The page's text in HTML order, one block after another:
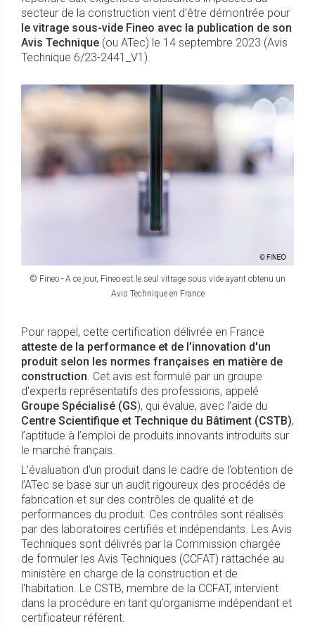
secteur de la construction vient d’être démontrée pour
le vitrage sous-vide Fineo avec la publication de son
Avis Technique (ou ATec) le 14 septembre 2023 (Avis
Technique 6/23-2441_V1).
© Fineo - A ce jour, Fineo est le seul vitrage sous vide ayant obtenu un
Avis Technique en France
Pour rappel, cette certification délivrée en France
atteste de la performance et de l’innovation d'un
produit selon les normes françaises en matière de
construction. Cet avis est formulé par un groupe
d'experts représentatifs des professions, appelé
Groupe Spécialisé (GS), qui évalue, avec l’aide du
Centre Scientifique et Technique du Bâtiment (CSTB),
l’aptitude à l’emploi de produits innovants introduits sur
le marché français.
L’évaluation d’un produit dans le cadre de l’obtention de
l’ATec se base sur un audit rigoureux des procédés de
fabrication et sur des contrôles de qualité et de
performances du produit. Ces contrôles sont réalisés
par des laboratoires certifiés et indépendants. Les Avis
Techniques sont délivrés par la Commission chargée
de formuler les Avis Techniques (CCFAT) rattachée au
ministère en charge de la construction et de
l'habitation. Le CSTB, membre de la CCFAT, intervient
dans la procédure en tant qu’organisme indépendant et
certificateur référent.